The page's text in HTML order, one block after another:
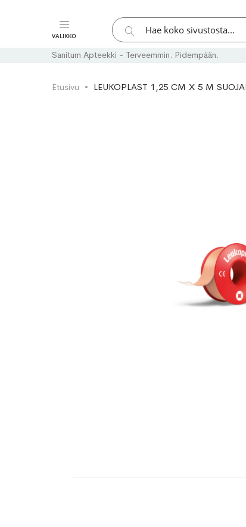
VALIKKO
Hae
Hae
Sanitum Apteekki - Terveemmin. Pidempään.
Etusivu LEUKOPLAST 1,25 CM X 5 M